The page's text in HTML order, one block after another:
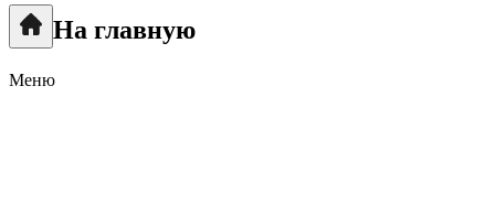
На главную
Меню